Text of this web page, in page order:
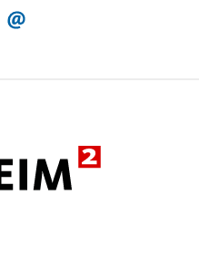
Teile
diese